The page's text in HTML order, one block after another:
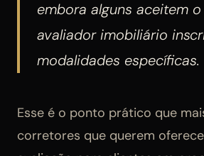
embora alguns aceitem o
avaliador imobiliário
modalidades específicas.
Esse é o ponto prático que
corretores que querem